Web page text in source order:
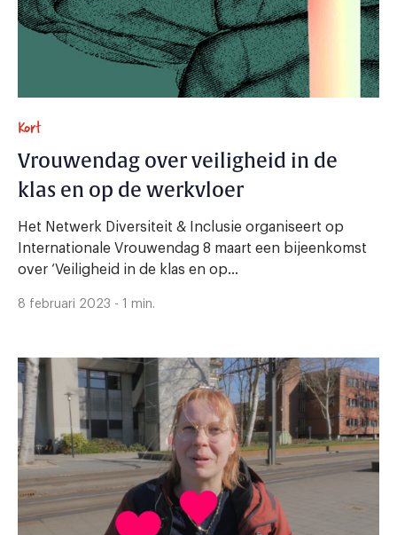
Kort
Vrouwendag over veiligheid in de
klas en op de werkvloer
Het Netwerk Diversiteit & Inclusie organiseert op
Internationale Vrouwendag 8 maart een bijeenkomst
over ‘Veiligheid in de klas en op...
8 februari 2023 - 1 min.